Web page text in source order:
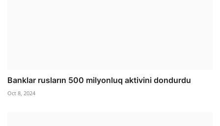
Banklar rusların 500 milyonluq aktivini dondurdu
Oct 8, 2024